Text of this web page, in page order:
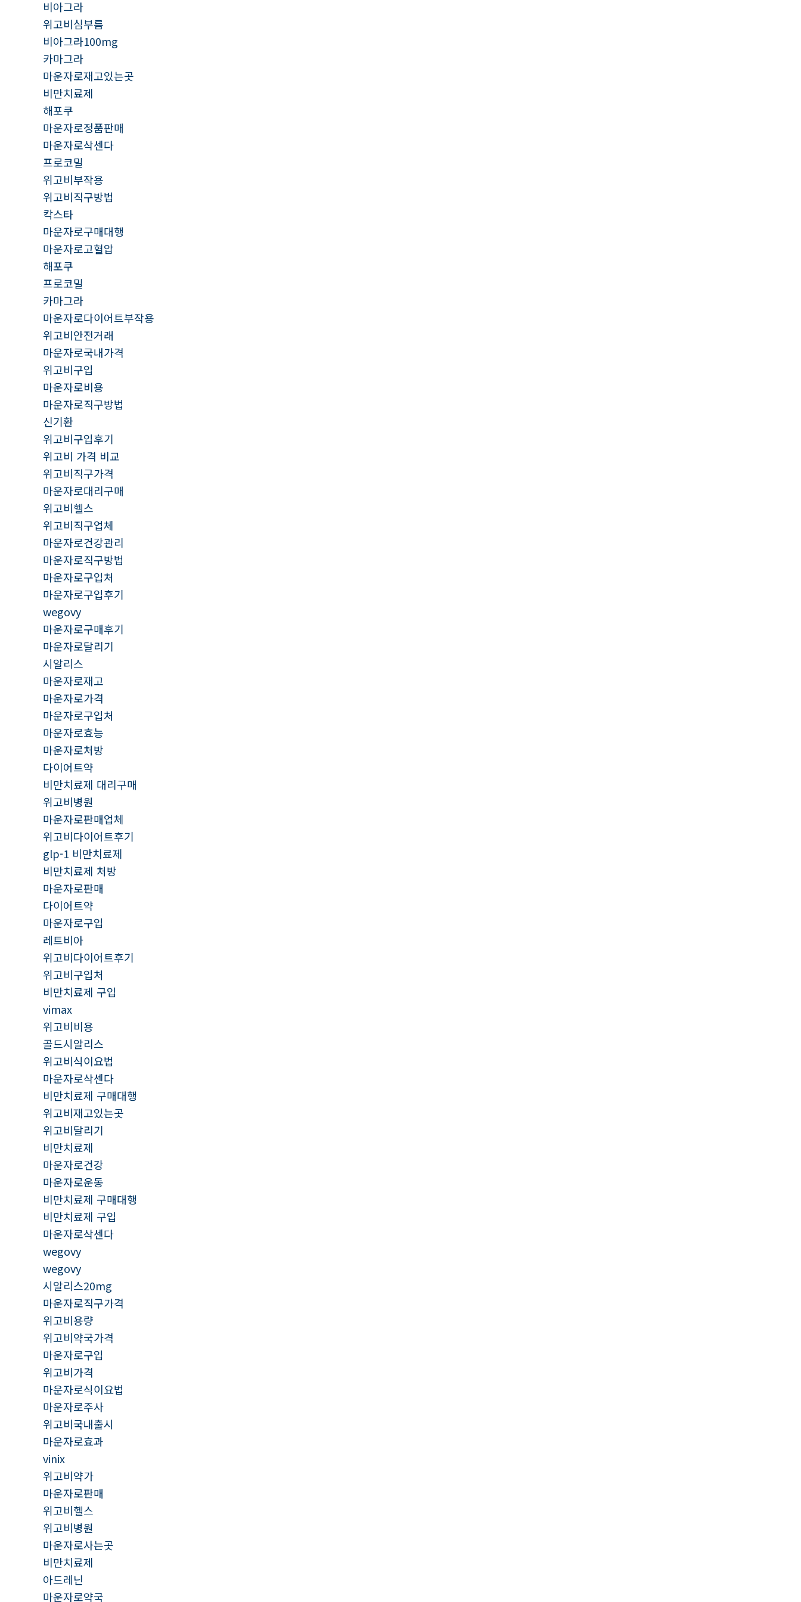
비아그라
위고비심부름
비아그라100mg
카마그라
마운자로재고있는곳
비만치료제
해포쿠
마운자로정품판매
마운자로삭센다
프로코밀
위고비부작용
위고비직구방법
칵스타
마운자로구매대행
마운자로고혈압
해포쿠
프로코밀
카마그라
마운자로다이어트부작용
위고비안전거래
마운자로국내가격
위고비구입
마운자로비용
마운자로직구방법
신기환
위고비구입후기
위고비 가격 비교
위고비직구가격
마운자로대리구매
위고비헬스
위고비직구업체
마운자로건강관리
마운자로직구방법
마운자로구입처
마운자로구입후기
wegovy
마운자로구매후기
마운자로달리기
시알리스
마운자로재고
마운자로가격
마운자로구입처
마운자로효능
마운자로처방
다이어트약
비만치료제 대리구매
위고비병원
마운자로판매업체
위고비다이어트후기
glp-1 비만치료제
비만치료제 처방
마운자로판매
다이어트약
마운자로구입
레트비아
위고비다이어트후기
위고비구입처
비만치료제 구입
vimax
위고비비용
골드시알리스
위고비식이요법
마운자로삭센다
비만치료제 구매대행
위고비재고있는곳
위고비달리기
비만치료제
마운자로건강
마운자로운동
비만치료제 구매대행
비만치료제 구입
마운자로삭센다
wegovy
wegovy
시알리스20mg
마운자로직구가격
위고비용량
위고비약국가격
마운자로구입
위고비가격
마운자로식이요법
마운자로주사
위고비국내출시
마운자로효과
vinix
위고비약가
마운자로판매
위고비헬스
위고비병원
마운자로사는곳
비만치료제
아드레닌
마운자로약국